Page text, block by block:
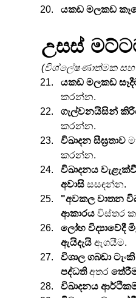
යකඩ මලකඩ
උසස්
(විශ්ලේෂණාත්මක සහ
යකඩ මලකඩ
කරන්න.
ගැල්වනයිසින්
කරන්න.
විඛාදන සීඝ්‍රතාව
කරන්න.
විඛාදනය
අවාසි සසඳන්න.
"අවකල වාතන
ආකාරය විස්තර
ලෝහ විද්‍යාවේදී
ඇයිදැයි ඇගයීම.
විශාල ගබඩා ටැංකි
පද්ධති අතර
විඛාදනය